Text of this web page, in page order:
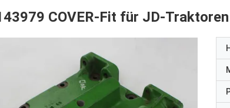
COVER-Fit für JD-Traktoren